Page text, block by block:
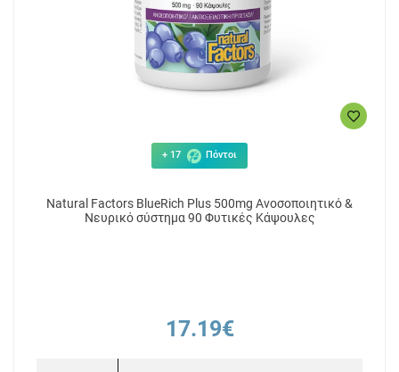
+ 17 Πόντοι
Natural Factors ΒlueRich Plus 500mg Ανοσοποιητικό &
Νευρικό σύστημα 90 Φυτικές Κάψουλες
17.19€